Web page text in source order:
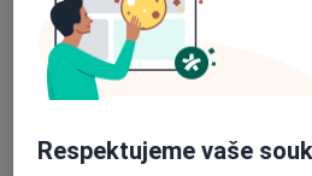
Soukromá zubní
Okružní 2160, Nymburk
Přiblížitse
Respektujeme vaše